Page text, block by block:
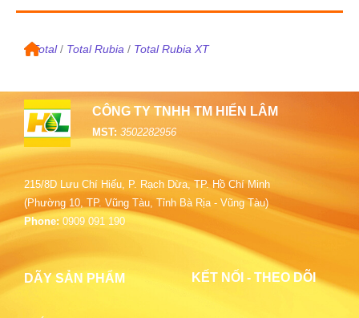
/Total / Total Rubia / Total Rubia XT
CÔNG TY TNHH TM HIỂN LÂM
MST: 3502282956
215/8D Lưu Chí Hiếu, P. Rạch Dừa, TP. Hồ Chí Minh
(Phường 10, TP. Vũng Tàu, Tỉnh Bà Rịa - Vũng Tàu)
Phone: 0909 091 190
DÃY SẢN PHẨM KẾT NỐI - THEO DÕI